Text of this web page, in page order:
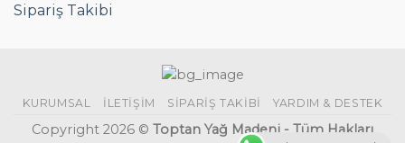
Sipariş Takibi
KURUMSAL İLETIŞIM SIPARIŞ TAKIBI YARDIM & DESTEK
Copyright 2026 © Toptan Yağ Madeni - Tüm Hakları